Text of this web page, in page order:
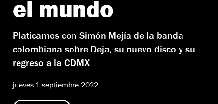
el mundo
Platicamos con Simón Mejía de la banda
colombiana sobre Deja, su nuevo disco y su
regreso a la CDMX
jueves 1 septiembre 2022